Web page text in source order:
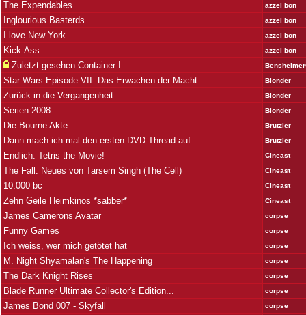
The Expendables azzel bon
Inglourious Basterds azzel bon
I love New York azzel bon
Kick-Ass azzel bon
Zuletzt gesehen Container I
Star Wars Episode VII: Das Erwachen der Macht Blonder
Zurück in die Vergangenheit Blonder
Serien 2008 Blonder
Die Bourne Akte Brutzler
Dann mach ich mal den ersten DVD Thread auf... Brutzler
Endlich: Tetris the Movie! Cineast
The Fall: Neues von Tarsem Singh (The Cell) Cineast
10.000 bc Cineast
Zehn Geile Heimkinos *sabber* Cineast
James Camerons Avatar corpse
Funny Games corpse
Ich weiss, wer mich getötet hat corpse
M. Night Shyamalan's The Happening corpse
The Dark Knight Rises corpse
Blade Runner Ultimate Collector's Edition... corpse
James Bond 007 - Skyfall corpse